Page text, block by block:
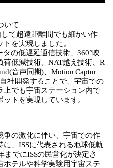
いて
て超遠距離間でも細かい作
を実現しました。
タの低遅延通信技術、360°映
低減技術、NAT越え技術、R
音声同期)、Motion Captur
社開発することで、宇宙での
上でも宇宙ステーション内で
トを実現しています。
争の激化に伴い、宇宙での作
、ISSに代表される地球低軌
までにISSの民営化が決定さ
ホテルや科学実験用宇宙ステ